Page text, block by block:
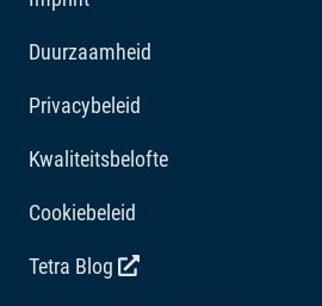
Duurzaamheid
Privacybeleid
Kwaliteitsbelofte
Cookiebeleid
Tetra Blog